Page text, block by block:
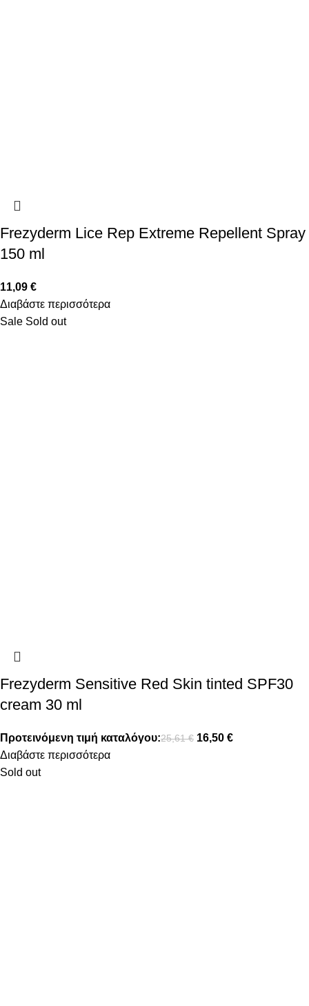
Frezyderm Lice Rep Extreme Repellent Spray
150 ml
11,09 €
Διαβάστε περισσότερα
Sale Sold out
Frezyderm Sensitive Red Skin tinted SPF30
cream 30 ml
Προτεινόμενη τιμή καταλόγου:25,61€ 16,50 €
Διαβάστε περισσότερα
Sold out